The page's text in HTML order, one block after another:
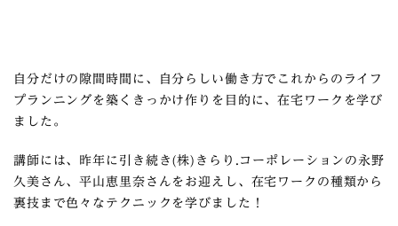
自分だけの隙間時間に、自分らしい働き方でこれからのライフ
プランニングを築くきっかけ作りを目的に、在宅ワークを学び
ました。
講師には、昨年に引き続き(株)きらり.コーポレーションの永野
久美さん、平山恵里奈さんをお迎えし、在宅ワークの種類から
裏技まで色々なテクニックを学びました！